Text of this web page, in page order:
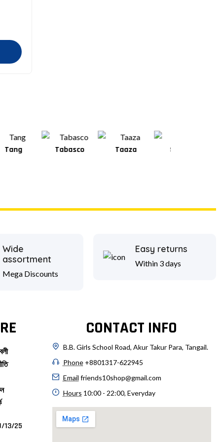
Tabasco Taaza Square
Wide
assortment
Mega Discounts
Easy returns
Within 3 days
13/25
CONTACT INFO
B.B. Girls School Road, Akur Takur Para, Tangail.
Phone +8801317-622945
Email friends10shop@gmail.com
Hours 10:00 - 22:00, Everyday